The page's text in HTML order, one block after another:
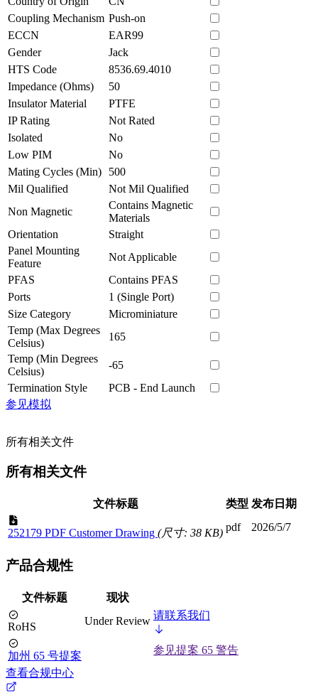
Coupling Mechanism Push-on
ECCN
EAR99
Gender
Jack
HTS Code
8536.69.4010
Impedance (Ohms)
50
Insulator Material
PTFE
IP Rating
Not Rated
Isolated
No
Low PIM
No
Mating Cycles (Min)
500
Mil Qualified
Not Mil Qualified
Non Magnetic
Contains Magnetic
Materials
Orientation
Straight
Panel Mounting
Feature
Not Applicable
PFAS
Contains PFAS
Ports
1 (Single Port)
Size Category
Microminiature
Temp (Max Degrees
Celsius)
165
Temp (Min Degrees
Celsius)
-65
Termination Style
PCB - End Launch
参见模拟
所有相关文件
所有相关文件
文件标题 类型 发布日期
252179 PDF Customer Drawing (尺寸: 38 KB) pdf 2026/5/7
产品合规性
文件标题 现状
RoHS Under Review 请联系我们
加州 65 号提案
参见提案 65 警告
查看合规中心